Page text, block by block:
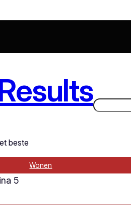
beste
Zoeken
Wonen
5